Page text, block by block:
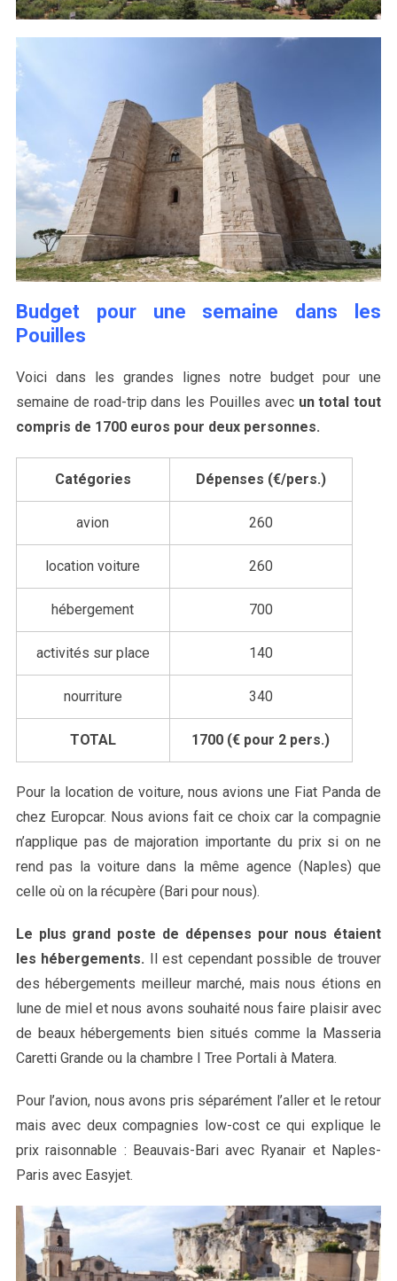
Budget pour une semaine dans les
Pouilles
Voici dans les grandes lignes notre budget pour une
semaine de road-trip dans les Pouilles avec un total tout
compris de 1700 euros pour deux personnes.
Catégories Dépenses (€/pers.)
avion 260
location voiture 260
hébergement 700
activités sur place 140
nourriture 340
TOTAL 1700 (€ pour 2 pers.)
Pour la location de voiture, nous avions une Fiat Panda de
chez Europcar. Nous avions fait ce choix car la compagnie
n’applique pas de majoration importante du prix si on ne
rend pas la voiture dans la même agence (Naples) que
celle où on la récupère (Bari pour nous).
Le plus grand poste de dépenses pour nous étaient
les hébergements. Il est cependant possible de trouver
des hébergements meilleur marché, mais nous étions en
lune de miel et nous avons souhaité nous faire plaisir avec
de beaux hébergements bien situés comme la Masseria
Caretti Grande ou la chambre I Tree Portali à Matera.
Pour l’avion, nous avons pris séparément l’aller et le retour
mais avec deux compagnies low-cost ce qui explique le
prix raisonnable : Beauvais-Bari avec Ryanair et Naples-
Paris avec Easyjet.